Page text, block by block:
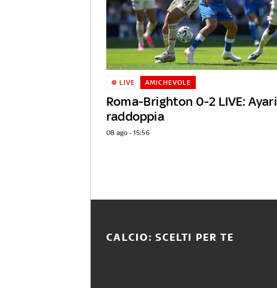
Roma-Brighton 0-2 LIVE: Ayari
raddoppia
LIVE AMICHEVOLE
08 ago - 15:56
CALCIO: SCELTI PER TE